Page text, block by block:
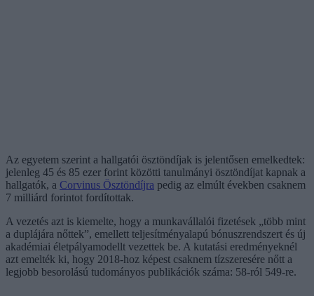
Az egyetem szerint a hallgatói ösztöndíjak is jelentősen emelkedtek:
jelenleg 45 és 85 ezer forint közötti tanulmányi ösztöndíjat kapnak a
hallgatók, a Corvinus Ösztöndíjra pedig az elmúlt években csaknem
7 milliárd forintot fordítottak.
A vezetés azt is kiemelte, hogy a munkavállalói fizetések „több mint
a duplájára nőttek”, emellett teljesítményalapú bónuszrendszert és új
akadémiai életpályamodellt vezettek be. A kutatási eredményeknél
azt emelték ki, hogy 2018-hoz képest csaknem tízszeresére nőtt a
legjobb besorolású tudományos publikációk száma: 58-ról 549-re.